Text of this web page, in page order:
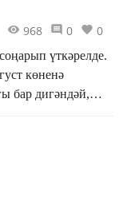
968 0 0
үткәрелде.
көненә
бар дигәндәй,